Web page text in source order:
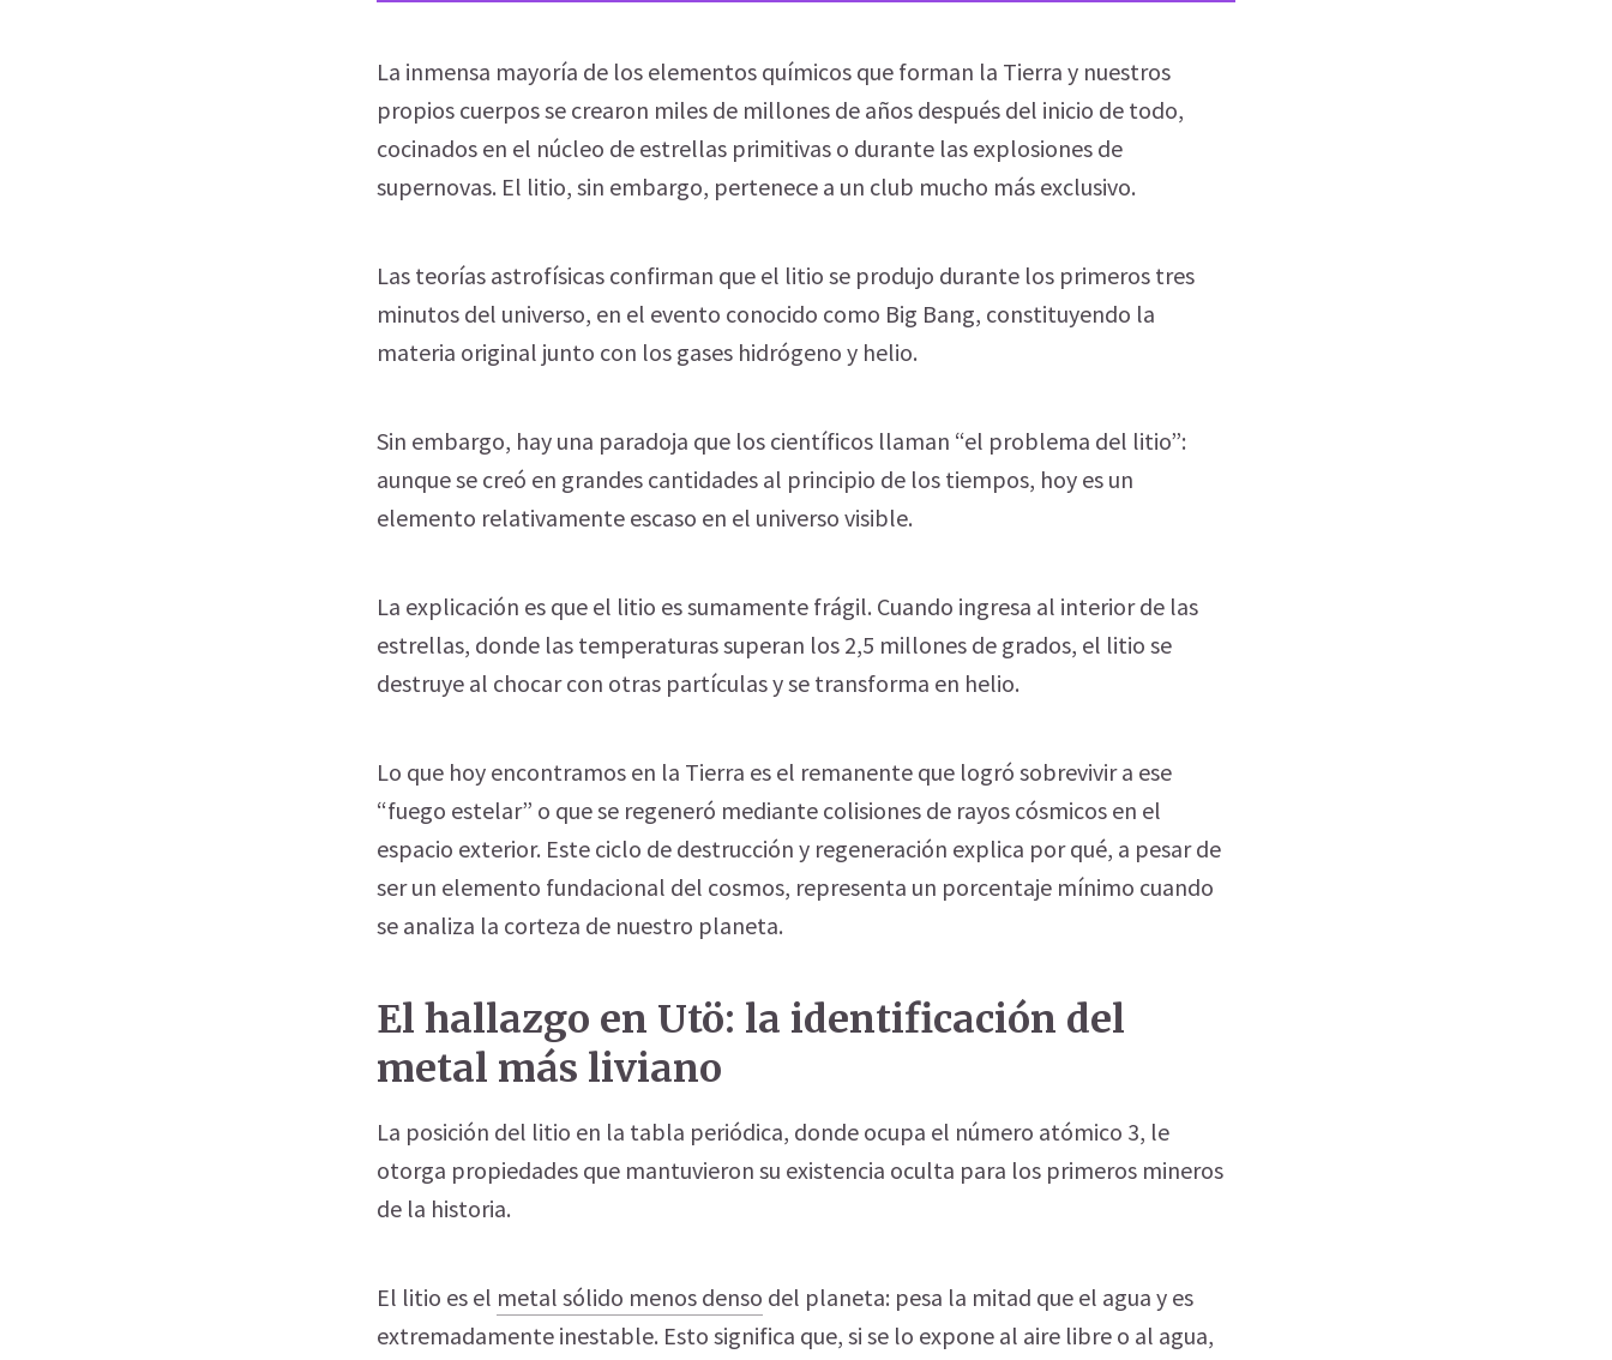
La inmensa mayoría de los elementos químicos que forman la Tierra y nuestros
propios cuerpos se crearon miles de millones de años después del inicio de todo,
cocinados en el núcleo de estrellas primitivas o durante las explosiones de
supernovas. El litio, sin embargo, pertenece a un club mucho más exclusivo.
Las teorías astrofísicas confirman que el litio se produjo durante los primeros tres
minutos del universo, en el evento conocido como Big Bang, constituyendo la
materia original junto con los gases hidrógeno y helio.
Sin embargo, hay una paradoja que los científicos llaman “el problema del litio”:
aunque se creó en grandes cantidades al principio de los tiempos, hoy es un
elemento relativamente escaso en el universo visible.
La explicación es que el litio es sumamente frágil. Cuando ingresa al interior de las
estrellas, donde las temperaturas superan los 2,5 millones de grados, el litio se
destruye al chocar con otras partículas y se transforma en helio.
Lo que hoy encontramos en la Tierra es el remanente que logró sobrevivir a ese
“fuego estelar” o que se regeneró mediante colisiones de rayos cósmicos en el
espacio exterior. Este ciclo de destrucción y regeneración explica por qué, a pesar de
ser un elemento fundacional del cosmos, representa un porcentaje mínimo cuando
se analiza la corteza de nuestro planeta.
El hallazgo en Utö: la identificación del
metal más liviano
La posición del litio en la tabla periódica, donde ocupa el número atómico 3, le
otorga propiedades que mantuvieron su existencia oculta para los primeros mineros
de la historia.
El litio es el metal sólido menos denso del planeta: pesa la mitad que el agua y es
extremadamente inestable. Esto significa que, si se lo expone al aire libre o al agua,